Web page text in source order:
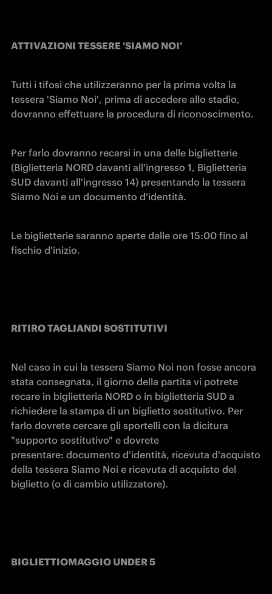
ATTIVAZIONI TESSERE 'SIAMO NOI'
Tutti i tifosi che utilizzeranno per la prima volta la
tessera 'Siamo Noi', prima di accedere allo stadio,
dovranno effettuare la procedura di riconoscimento.
Per farlo dovranno recarsi in una delle biglietterie
(Biglietteria NORD davanti all'ingresso 1, Biglietteria
SUD davanti all'ingresso 14) presentando la tessera
Siamo Noi e un documento d'identità.
Le biglietterie saranno aperte dalle ore 15:00 fino al
fischio d'inizio.
RITIRO TAGLIANDI SOSTITUTIVI
Nel caso in cui la tessera Siamo Noi non fosse ancora
stata consegnata, il giorno della partita vi potrete
recare in biglietteria NORD o in biglietteria SUD a
richiedere la stampa di un biglietto sostitutivo. Per
farlo dovrete cercare gli sportelli con la dicitura
"supporto sostitutivo" e dovrete
presentare: documento d'identità, ricevuta d'acquisto
della tessera Siamo Noi e ricevuta di acquisto del
biglietto (o di cambio utilizzatore).
BIGLIETTIOMAGGIO UNDER 5